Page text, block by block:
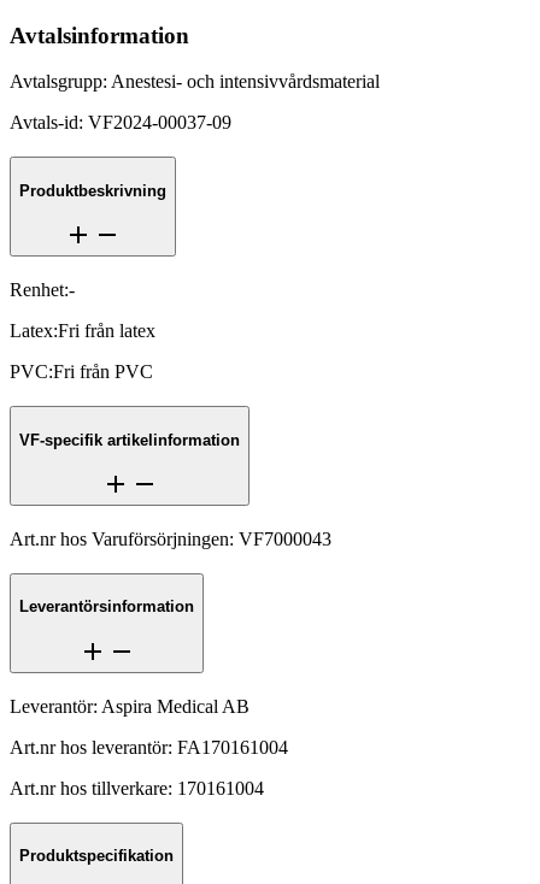
Avtalsinformation
Avtalsgrupp: Anestesi- och intensivvårdsmaterial
Avtals-id: VF2024-00037-09
Produktbeskrivning
Renhet:-
Latex:Fri från latex
PVC:Fri från PVC
VF-specifik artikelinformation
Art.nr hos Varuförsörjningen: VF7000043
Leverantörsinformation
Leverantör: Aspira Medical AB
Art.nr hos leverantör: FA170161004
Art.nr hos tillverkare: 170161004
Produktspecifikation